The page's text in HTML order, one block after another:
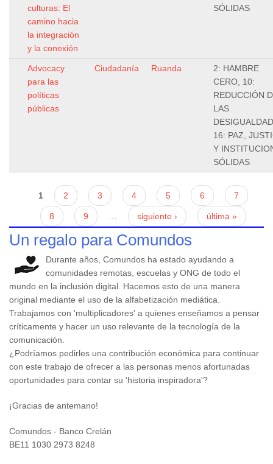
culturas: El
camino hacia
la integración
y la conexión
SÓLIDAS
Advocacy
para las
políticas
públicas
Ciudadanía Ruanda
2: HAMBRE
CERO, 10:
REDUCCIÓN
LAS
16: PAZ,
Y
SÓLIDAS
Páginas
1 2 3 4 5 6 7
8 9 siguiente › última »
Un regalo para Comundos
Durante años, Comundos ha estado ayudando a
comunidades remotas, escuelas y ONG de todo el
mundo en la inclusión digital. Hacemos esto de una manera
original mediante el uso de la alfabetización mediática.
Trabajamos con 'multiplicadores' a quienes enseñamos a pensar
críticamente y hacer un uso relevante de la tecnología de la
comunicación.
¿Podríamos pedirles una contribución económica para continuar
con este trabajo de ofrecer a las personas menos afortunadas
oportunidades para contar su 'historia inspiradora'?
¡Gracias de antemano!
Comundos - Banco Crelán
BE11 1030 2973 8248